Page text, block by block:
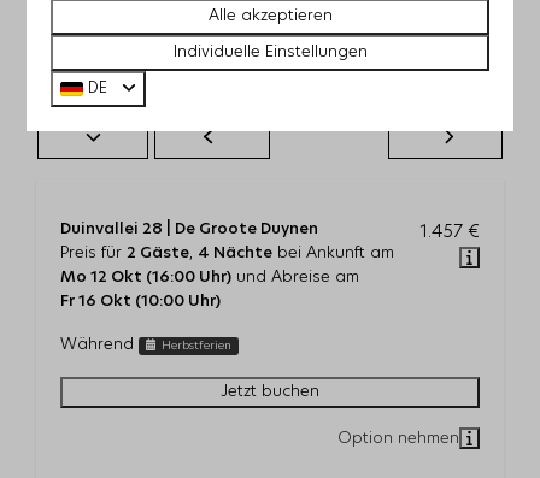
— —
7 Nächte — — —
1.457 €
Duinvallei 28 | De Groote Duynen
Preis für 2 Gäste, 4 Nächte bei Ankunft am
Mo 12 Okt (16:00 Uhr) und Abreise am
Fr 16 Okt (10:00 Uhr)
Während Herbstferien
Jetzt buchen
Alle akzeptieren
Individuelle Einstellungen
DE